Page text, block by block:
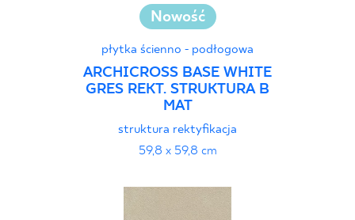
Nowość
płytka ścienno - podłogowa
ARCHICROSS BASE WHITE
GRES REKT. STRUKTURA B
MAT
struktura rektyfikacja
59,8 x 59,8 cm